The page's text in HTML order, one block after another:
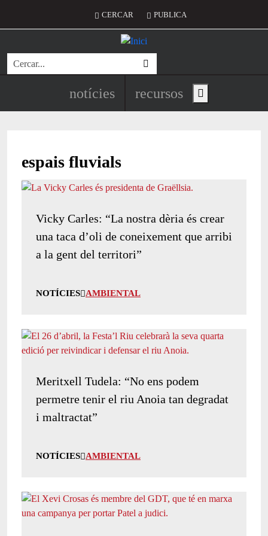
Menú del compte d'usuari
CERCAR PUBLICA
Cerca
Navegació principal de
notícies recursos Show main menu
espais fluvials
Vicky Carles: “La nostra dèria és crear
una taca d’oli de coneixement que arribi
a la gent del territori”
NOTÍCIES AMBIENTAL
Meritxell Tudela: “No ens podem
permetre tenir el riu Anoia tan degradat
i maltractat”
NOTÍCIES AMBIENTAL